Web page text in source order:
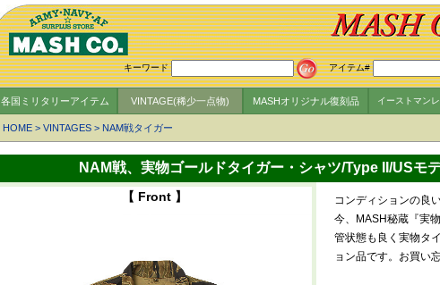
キーワード アイテム#
各国ミリタリーアイテム VINTAGE(稀少一点物) MASHオリジナル復刻品 イーストマン
HOME > VINTAGES > NAM戦タイガー
NAM戦、実物ゴールドタイガー・シャツ/Type II/USモ
【 Front 】
コンディションの良
今、MASH秘蔵『実
管状態も良く実物タ
ョン品です。お買い